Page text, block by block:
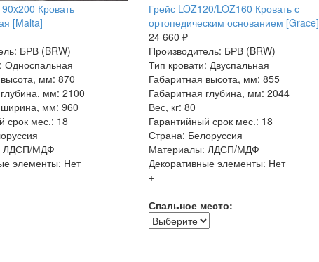
Кровать
[Malta]
БРВ (BRW)
Односпальная
мм: 870
мм: 2100
ширина, мм: 960
срок мес.: 18
ЛДСП/МДФ
элементы: Нет
Грейс LOZ120/LOZ160 Кровать с
ортопедическим основанием [Grace]
24 660 ₽
Производитель: БРВ (BRW)
Тип кровати: Двуспальная
Габаритная высота, мм: 855
Габаритная глубина, мм: 2044
Вес, кг: 80
Гарантийный срок мес.: 18
Страна: Белоруссия
Материалы: ЛДСП/МДФ
Декоративные элементы: Нет
+
Спальное место: